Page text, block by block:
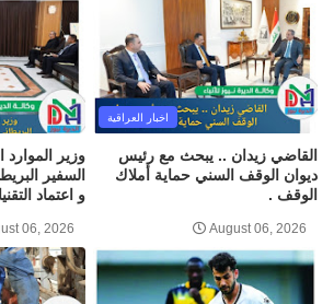
اخبار العراقية
القاضي زيدان .. يبحث مع رئيس
ديوان الوقف السني حماية أملاك
الوقف .
August 06, 2026
وزير الموارد
السفير
و اعتماد
06, 2026